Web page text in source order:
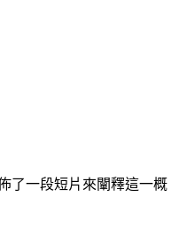
了一段短片來闡釋這一概